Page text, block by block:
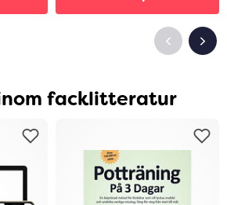
facklitteratur